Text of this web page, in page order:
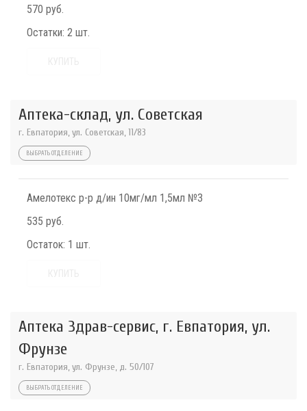
570 руб.
Остатки: 2 шт.
Аптека-склад, ул. Советская
г. Евпатория, ул. Советская, 11/83
ВЫБРАТЬ ОТДЕЛЕНИЕ
Амелотекс р-р д/ин 10мг/мл 1,5мл №3
535 руб.
Остаток: 1 шт.
Аптека Здрав-сервис, г. Евпатория, ул.
Фрунзе
г. Евпатория, ул. Фрунзе, д. 50/107
ВЫБРАТЬ ОТДЕЛЕНИЕ